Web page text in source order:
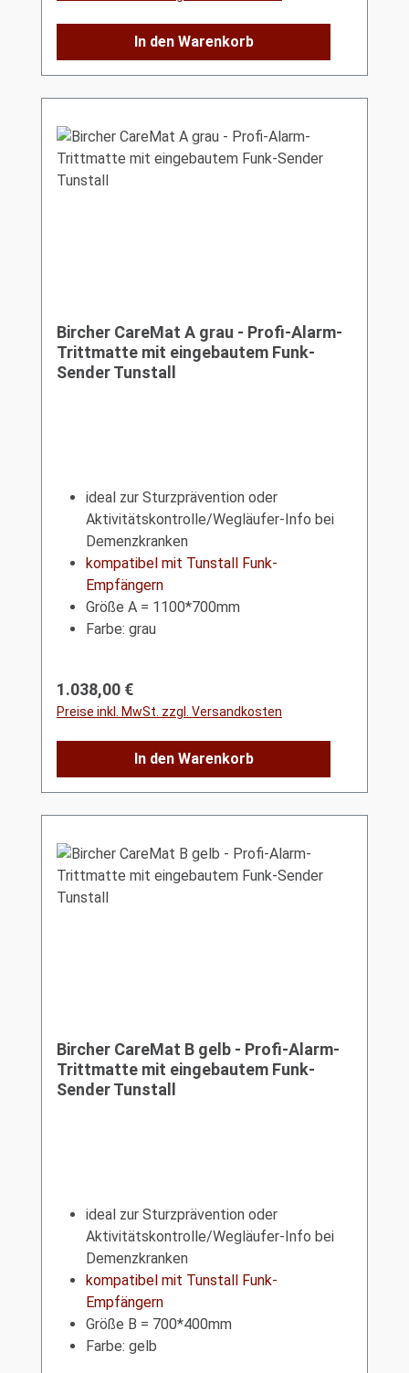
In den Warenkorb
Bircher CareMat A grau - Profi-Alarm-
Trittmatte mit eingebautem Funk-
Sender Tunstall
ideal zur Sturzprävention oder
Aktivitätskontrolle/Wegläufer-Info bei
Demenzkranken
kompatibel mit Tunstall Funk-
Empfängern
Größe A = 1100*700mm
Farbe: grau
Regulärer Preis:
1.038,00 €
Preise inkl. MwSt. zzgl. Versandkosten
In den Warenkorb
Bircher CareMat B gelb - Profi-Alarm-
Trittmatte mit eingebautem Funk-
Sender Tunstall
ideal zur Sturzprävention oder
Aktivitätskontrolle/Wegläufer-Info bei
Demenzkranken
kompatibel mit Tunstall Funk-
Empfängern
Größe B = 700*400mm
Farbe: gelb